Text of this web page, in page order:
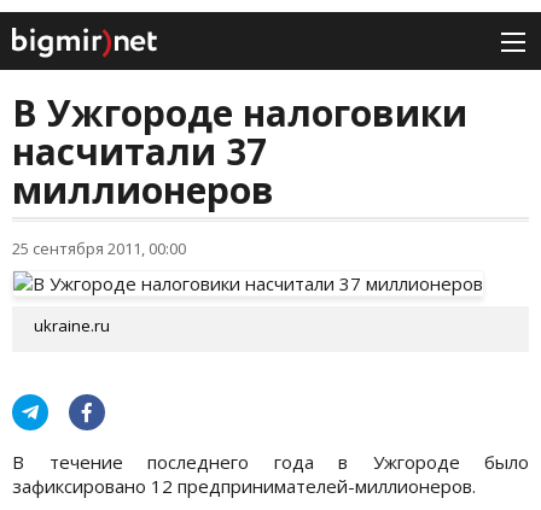
В Ужгороде налоговики
насчитали 37
миллионеров
25 сентября 2011, 00:00
ukraine.ru
В течение последнего года в Ужгороде было
зафиксировано 12 предпринимателей-миллионеров.